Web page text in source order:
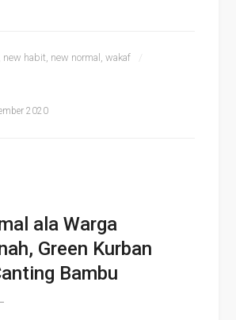
new habit, new normal ,wakaf
2020
ala Warga
Green Kurban
Bambu